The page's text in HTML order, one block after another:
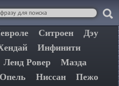
Ситроен
Дэу
Инфинити
Ленд Ровер
Мазда
Опель Ниссан
Пежо